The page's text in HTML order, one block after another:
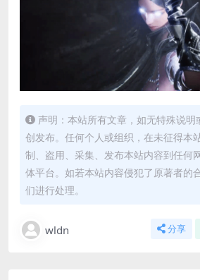
声明：本站所有文章，如无特殊说
创发布。任何个人或组织，在未征得本
制、盗用、采集、发布本站内容到任何
体平台。如若本站内容侵犯了原著者的
们进行处理。
wldn 分享